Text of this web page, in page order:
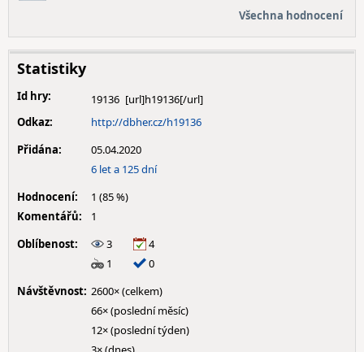
Všechna hodnocení
Statistiky
Id hry:
19136
Odkaz:
http://dbher.cz/h19136
Přidána:
05.04.2020
6 let a 125 dní
Hodnocení:
1 (85 %)
Komentářů:
1
Oblíbenost:
3
4
1
0
Návštěvnost: 2600× (celkem)
66× (poslední měsíc)
12× (poslední týden)